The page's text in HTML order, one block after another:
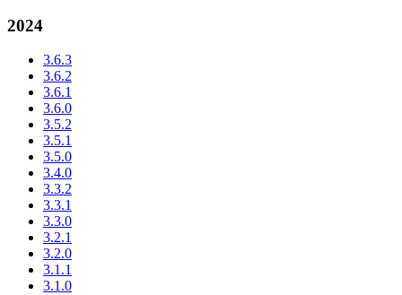
2024
3.6.3
3.6.2
3.6.1
3.6.0
3.5.2
3.5.1
3.5.0
3.4.0
3.3.2
3.3.1
3.3.0
3.2.1
3.2.0
3.1.1
3.1.0